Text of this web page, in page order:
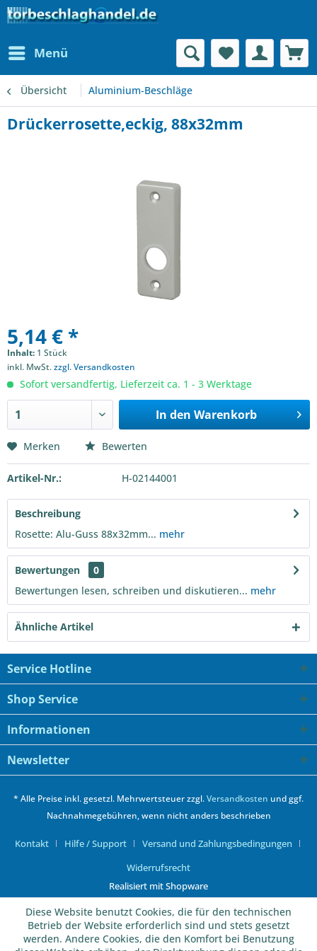
Menü
Übersicht Aluminium-Beschläge
Drückerrosette,eckig, 88x32mm
5,14 € *
Inhalt: 1 Stück
inkl. MwSt.zzgl. Versandkosten
Sofort versandfertig, Lieferzeit ca. 1 - 3 Werktage
In den Warenkorb
Merken Bewerten
Artikel-Nr.: H-02144001
Beschreibung
Rosette: Alu-Guss 88x32mm... mehr
Bewertungen
0
Bewertungen lesen, schreiben und diskutieren... mehr
Ähnliche Artikel
Service Hotline
Shop Service
Informationen
Newsletter
* Alle Preise inkl. gesetzl. Mehrwertsteuer zzgl.Versandkosten und ggf.
Nachnahmegebühren, wenn nicht anders beschrieben
Kontakt Hilfe / Support
Versand und Zahlungsbedingungen
Widerrufsrecht
Realisiert mit Shopware
Diese Website benutzt Cookies, die für den technischen
Betrieb der Website erforderlich sind und stets gesetzt
werden. Andere Cookies, die den Komfort bei Benutzung